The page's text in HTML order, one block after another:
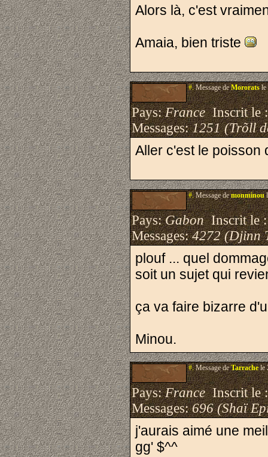
Alors là, c'est
Amaia, bien triste
#.Message deMororatsle
Pays:FranceInscrit le
Messages:1251 (Trõll
Aller c'est le poisson
#.Message demonminou
Pays:GabonInscrit le
Messages:4272 (Djinn
plouf ... quel
soit un sujet qui
ça va faire bizarre
Minou.
#.Message deTarrachele
Pays:FranceInscrit le
Messages:696 (Shaï
j'aurais aimé une
gg' $^^